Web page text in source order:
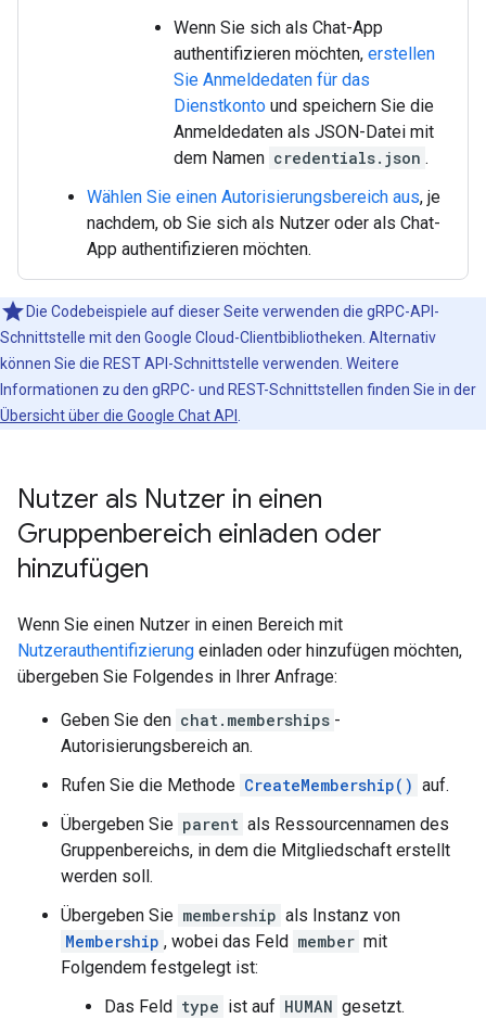
Wenn Sie sich als Chat-App
authentifizieren möchten, erstellen
Sie Anmeldedaten für das
Dienstkonto und speichern Sie die
Anmeldedaten als JSON-Datei mit
dem Namen credentials.json .
Wählen Sie einen Autorisierungsbereich aus, je
nachdem, ob Sie sich als Nutzer oder als Chat-
App authentifizieren möchten.
Die Codebeispiele auf dieser Seite verwenden die gRPC-API-
Schnittstelle mit den Google Cloud-Clientbibliotheken. Alternativ
können Sie die REST API-Schnittstelle verwenden. Weitere
Informationen zu den gRPC- und REST-Schnittstellen finden Sie in der
Übersicht über die Google Chat API
Nutzer als Nutzer in einen
Gruppenbereich einladen oder
hinzufügen
Wenn Sie einen Nutzer in einen Bereich mit
Nutzerauthentifizierung einladen oder hinzufügen möchten,
übergeben Sie Folgendes in Ihrer Anfrage:
Geben Sie den chat.memberships -
Autorisierungsbereich an.
Rufen Sie die Methode CreateMembership() auf.
Übergeben Sie parent als Ressourcennamen des
Gruppenbereichs, in dem die Mitgliedschaft erstellt
werden soll.
Übergeben Sie membership als Instanz von
Membership , wobei das Feld member mit
Folgendem festgelegt ist:
Das Feld type ist auf HUMAN gesetzt.